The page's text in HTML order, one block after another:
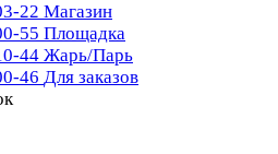
22 Магазин
55 Площадка
44 Жарь/Парь
46 Для заказов